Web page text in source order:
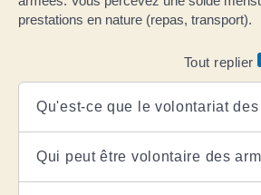
prestations en nature (repas, transport).
Tout replier
Qu'est-ce que le volontariat
Qui peut être volontaire des